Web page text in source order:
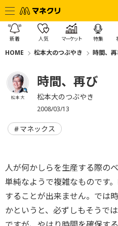
新着 人気 マーケット 特集
HOME 松本大のつぶやき 時間、
松本 大
時間、再び
松本大のつぶやき
2008/03/13
マネックス
人が何かしらを生産する際の
単純なようで複雑なものです
することが出来ません。では
かというと、必ずしもそうで